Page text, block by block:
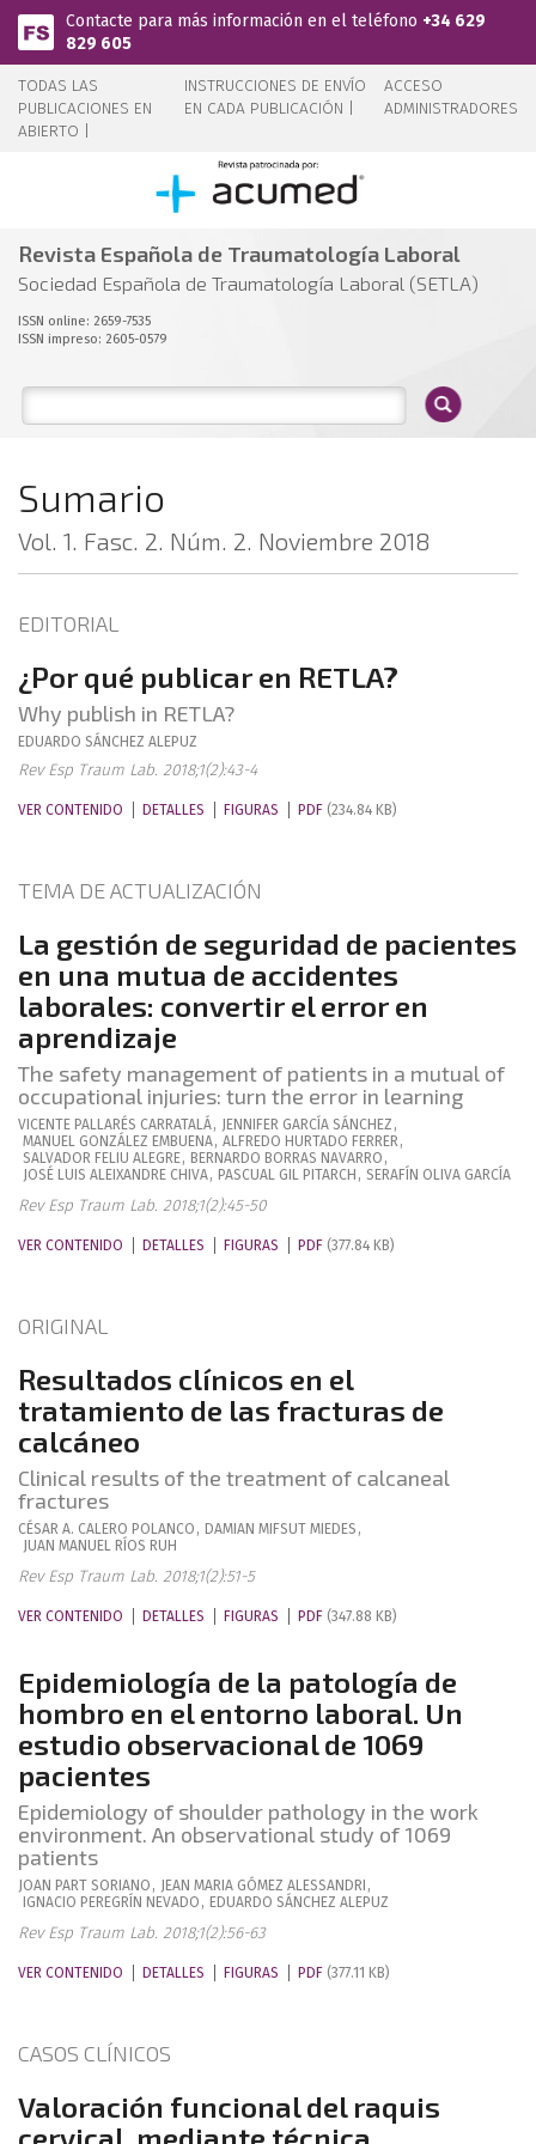
Pasar al contenido principal
Contacte para más información en el teléfono +34 629
829 605
TODAS LAS
PUBLICACIONES EN
ABIERTO |
INSTRUCCIONES DE ENVÍO
EN CADA PUBLICACIÓN |
ACCESO
ADMINISTRADORES
Revista Española de Traumatología Laboral
Sociedad Española de Traumatología Laboral (SETLA)
ISSN online: 2659-7535
ISSN impreso: 2605-0579
Sumario
Vol. 1. Fasc. 2. Núm. 2. Noviembre 2018
EDITORIAL
¿Por qué publicar en RETLA?
Why publish in RETLA?
EDUARDO SÁNCHEZ ALEPUZ
Rev Esp Traum Lab. 2018;1(2):43-4
VER CONTENIDO DETALLES FIGURAS PDF (234.84 KB)
TEMA DE ACTUALIZACIÓN
La gestión de seguridad de pacientes
en una mutua de accidentes
laborales: convertir el error en
aprendizaje
The safety management of patients in a mutual of
occupational injuries: turn the error in learning
VICENTE PALLARÉS CARRATALÁ, JENNIFER GARCÍA SÁNCHEZ ,
MANUEL GONZÁLEZ EMBUENA, ALFREDO HURTADO FERRER,
SALVADOR FELIU ALEGRE, BERNARDO BORRAS NAVARRO ,
JOSÉ LUIS ALEIXANDRE CHIVA, PASCUAL GIL PITARCH , SERAFÍN OLIVA GARCÍA
Rev Esp Traum Lab. 2018;1(2):45-50
VER CONTENIDO DETALLES FIGURAS PDF (377.84 KB)
ORIGINAL
Resultados clínicos en el
tratamiento de las fracturas de
calcáneo
Clinical results of the treatment of calcaneal
fractures
CÉSAR A. CALERO POLANCO , DAMIAN MIFSUT MIEDES ,
JUAN MANUEL RÍOS RUH
Rev Esp Traum Lab. 2018;1(2):51-5
VER CONTENIDO DETALLES FIGURAS PDF (347.88 KB)
Epidemiología de la patología de
hombro en el entorno laboral. Un
estudio observacional de 1069
pacientes
Epidemiology of shoulder pathology in the work
environment. An observational study of 1069
patients
JOAN PART SORIANO , JEAN MARIA GÓMEZ ALESSANDRI ,
IGNACIO PEREGRÍN NEVADO , EDUARDO SÁNCHEZ ALEPUZ
Rev Esp Traum Lab. 2018;1(2):56-63
VER CONTENIDO DETALLES FIGURAS PDF (377.11 KB)
CASOS CLÍNICOS
Valoración funcional del raquis